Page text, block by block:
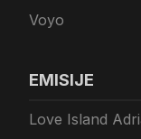
Voyo
EMISIJE
Love Island